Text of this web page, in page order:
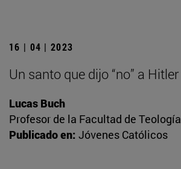
16 | 04 | 2023
Un santo que dijo “no” a Hitler
Lucas Buch
Profesor de la Facultad de Teología
Publicado en: Jóvenes Católicos